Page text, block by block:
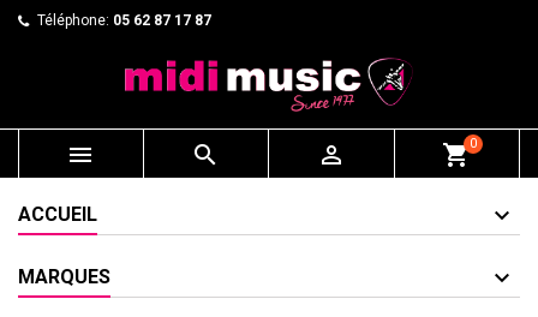
Téléphone: 05 62 87 17 87
   shopping_cart0
ACCUEIL
MARQUES